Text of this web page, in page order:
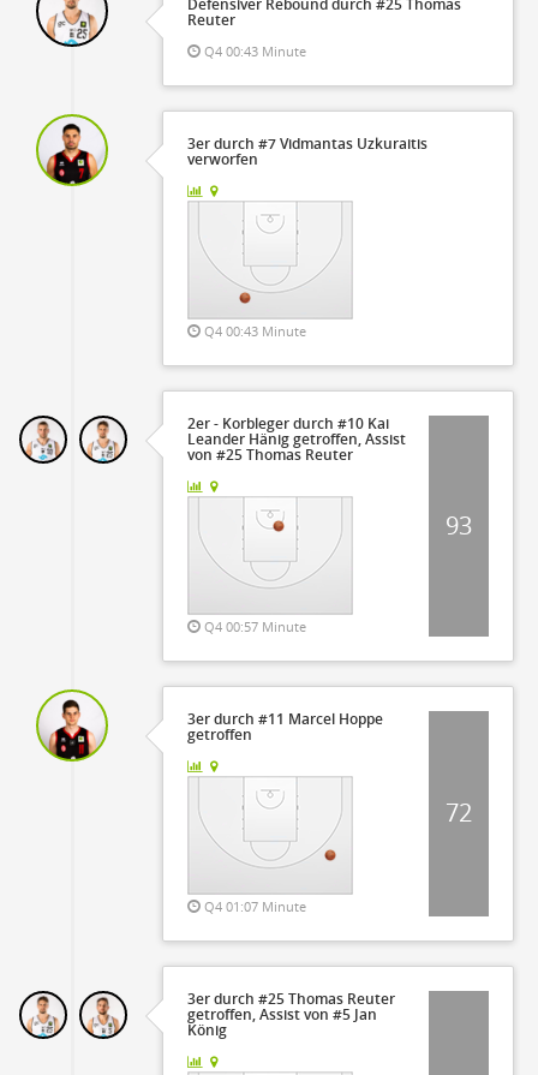
Reuter
Q4 00:43 Minute
3er durch #7 Vidmantas Uzkuraitis
verworfen
Q4 00:43 Minute
2er - Korbleger durch #10 Kai
Leander Hänig getroffen, Assist
von #25 Thomas Reuter
Q4 00:57 Minute
93
3er durch #11 Marcel Hoppe
getroffen
Q4 01:07 Minute
72
3er durch #25 Thomas Reuter
getroffen, Assist von #5 Jan
König